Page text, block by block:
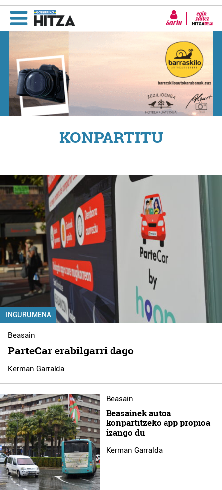
Sartu
KONPARTITU
INGURUMENA
Beasain
ParteCar erabilgarri dago
Kerman Garralda
Beasain
Beasainek autoa
konpartitzeko app propioa
izango du
Kerman Garralda